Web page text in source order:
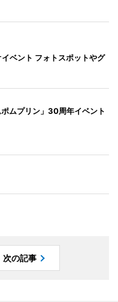
ベント フォトスポットやグ
ムプリン」30周年イベント
次の記事